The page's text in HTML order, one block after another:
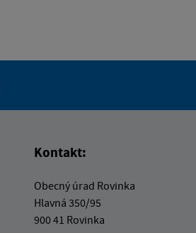
Kontakt:
Obecný úrad Rovinka
Hlavná 350/95
900 41 Rovinka